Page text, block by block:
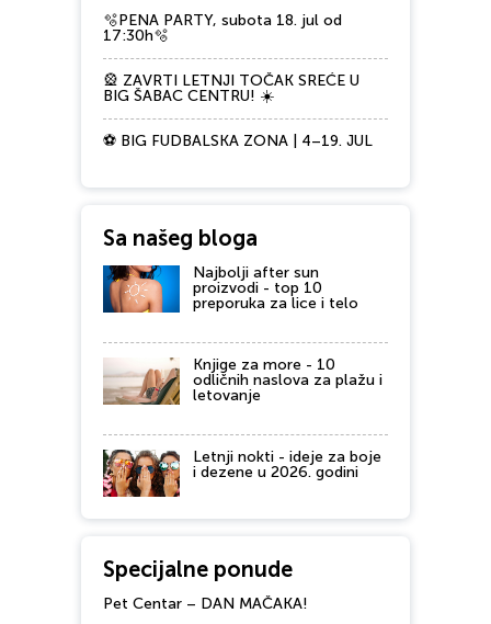
🫧PENA PARTY, subota 18. jul od
17:30h🫧
🎡 ZAVRTI LETNJI TOČAK SREĆE U
BIG ŠABAC CENTRU! ☀️
⚽ BIG FUDBALSKA ZONA | 4–19. JUL
Sa našeg bloga
Najbolji after sun
proizvodi - top 10
preporuka za lice i telo
Knjige za more - 10
odličnih naslova za plažu i
letovanje
Letnji nokti - ideje za boje
i dezene u 2026. godini
Specijalne ponude
Pet Centar – DAN MAČAKA!